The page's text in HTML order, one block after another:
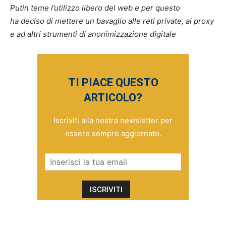
Putin teme l’utilizzo libero del web e per questo
ha deciso di mettere un bavaglio alle reti private, ai proxy
e ad altri strumenti di anonimizzazione digitale
TI PIACE QUESTO
ARTICOLO?
Iscriviti alla nostra newsletter per
essere sempre aggiornato.